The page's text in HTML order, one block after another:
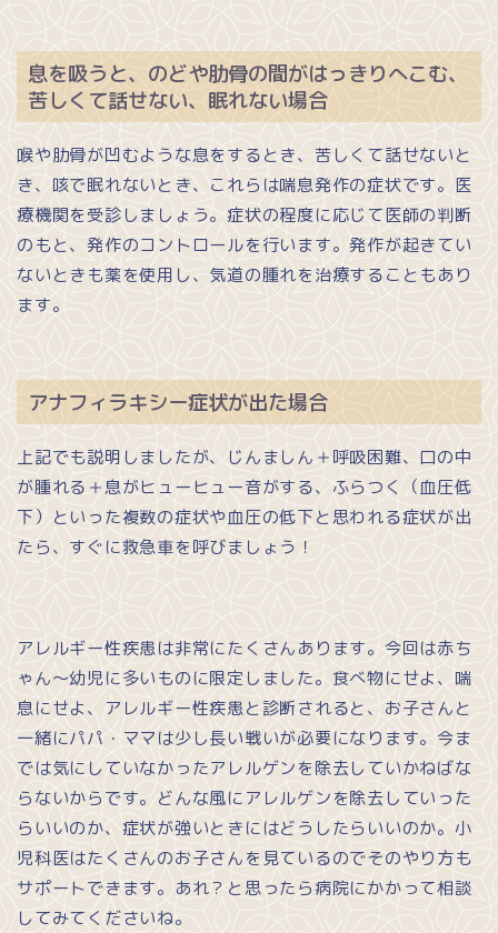
息を吸うと、のどや肋骨の間がはっきりへこむ、
苦しくて話せない、眠れない場合
喉や肋骨が凹むような息をするとき、苦しくて話せないと
き、咳で眠れないとき、これらは喘息発作の症状です。医
療機関を受診しましょう。症状の程度に応じて医師の判断
のもと、発作のコントロールを行います。発作が起きてい
ないときも薬を使用し、気道の腫れを治療することもあり
ます。
アナフィラキシー症状が出た場合
上記でも説明しましたが、じんましん＋呼吸困難、口の中
が腫れる＋息がヒューヒュー音がする、ふらつく（血圧低
下）といった複数の症状や血圧の低下と思われる症状が出
たら、すぐに救急車を呼びましょう！
アレルギー性疾患は非常にたくさんあります。今回は赤ち
ゃん～幼児に多いものに限定しました。食べ物にせよ、喘
息にせよ、アレルギー性疾患と診断されると、お子さんと
一緒にパパ・ママは少し長い戦いが必要になります。今ま
では気にしていなかったアレルゲンを除去していかねばな
らないからです。どんな風にアレルゲンを除去していった
らいいのか、症状が強いときにはどうしたらいいのか。小
児科医はたくさんのお子さんを見ているのでそのやり方も
サポートできます。あれ？と思ったら病院にかかって相談
してみてくださいね。